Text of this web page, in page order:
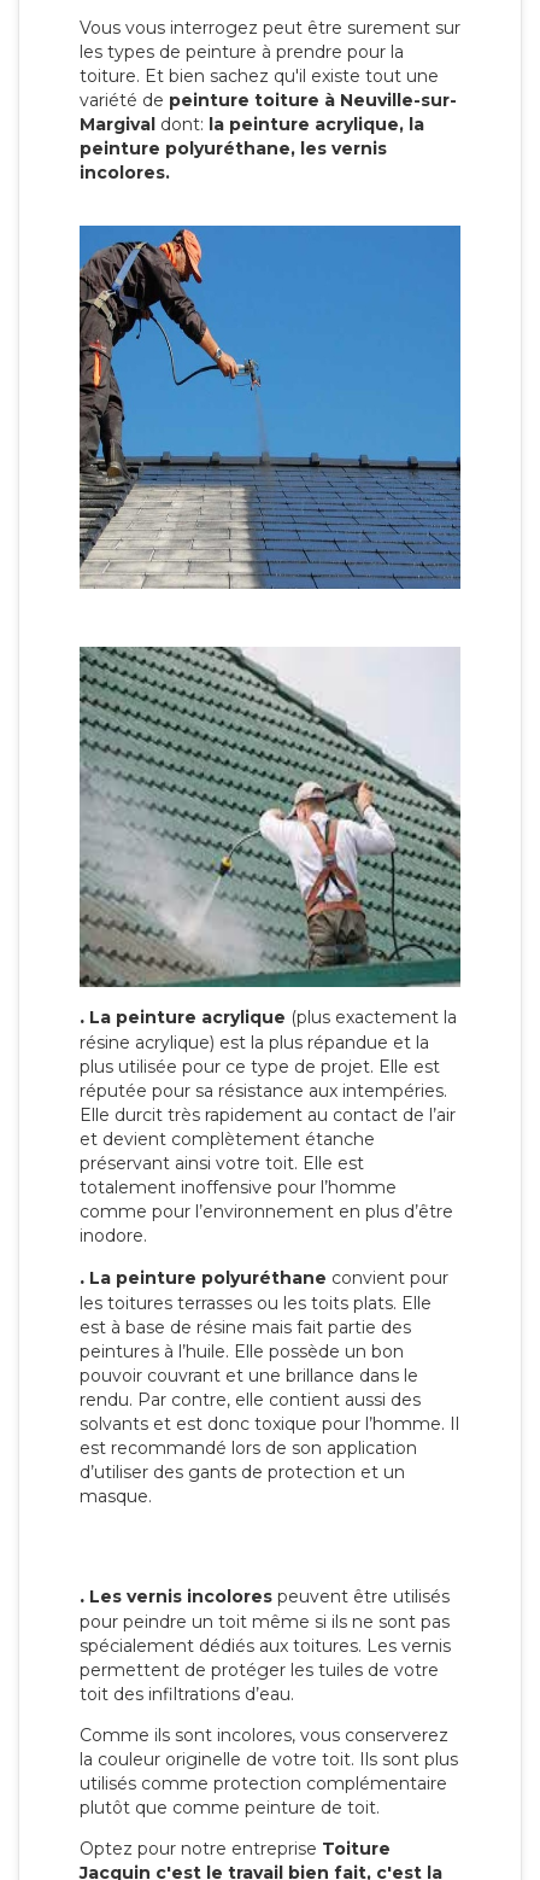
Vous vous interrogez peut être surement sur
les types de peinture à prendre pour la
toiture. Et bien sachez qu'il existe tout une
variété de peinture toiture à Neuville-sur-
Margival dont: la peinture acrylique, la
peinture polyuréthane, les vernis
incolores.
. La peinture acrylique (plus exactement la
résine acrylique) est la plus répandue et la
plus utilisée pour ce type de projet. Elle est
réputée pour sa résistance aux intempéries.
Elle durcit très rapidement au contact de l’air
et devient complètement étanche
préservant ainsi votre toit. Elle est
totalement inoffensive pour l’homme
comme pour l’environnement en plus d’être
inodore.
. La peinture polyuréthane convient pour
les toitures terrasses ou les toits plats. Elle
est à base de résine mais fait partie des
peintures à l’huile. Elle possède un bon
pouvoir couvrant et une brillance dans le
rendu. Par contre, elle contient aussi des
solvants et est donc toxique pour l’homme. Il
est recommandé lors de son application
d’utiliser des gants de protection et un
masque.
. Les vernis incolores peuvent être utilisés
pour peindre un toit même si ils ne sont pas
spécialement dédiés aux toitures. Les vernis
permettent de protéger les tuiles de votre
toit des infiltrations d’eau.
Comme ils sont incolores, vous conserverez
la couleur originelle de votre toit. Ils sont plus
utilisés comme protection complémentaire
plutôt que comme peinture de toit.
Optez pour notre entreprise Toiture
Jacquin c'est le travail bien fait, c'est la